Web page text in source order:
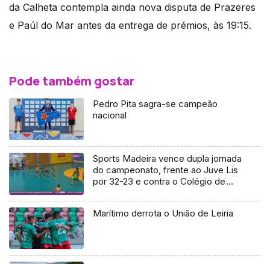
da Calheta contempla ainda nova disputa de Prazeres
e Paúl do Mar antes da entrega de prémios, às 19:15.
Pode também gostar
Pedro Pita sagra-se campeão
nacional
Sports Madeira vence dupla jornada
do campeonato, frente ao Juve Lis
por 32-23 e contra o Colégio de
Marítimo derrota o União de Leiria